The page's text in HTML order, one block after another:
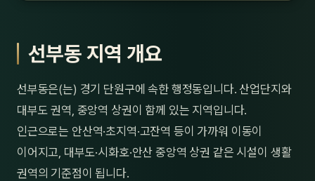
선부동 지역 개요
선부동은(는) 경기 단원구에 속한 행정동입니다. 산업단지와
대부도 권역, 중앙역 상권이 함께 있는 지역입니다.
인근으로는 안산역·초지역·고잔역 등이 가까워 이동이
이어지고, 대부도·시화호·안산 중앙역 상권 같은 시설이 생활
권역의 기준점이 됩니다.